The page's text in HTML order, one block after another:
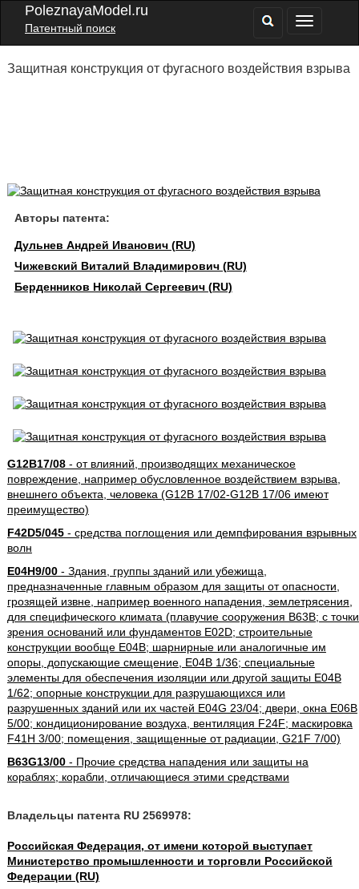
PoleznayaModel.ru
Патентный поиск
Защитная конструкция от фугасного воздействия взрыва
Авторы патента:
Дульнев Андрей Иванович (RU)
Чижевский Виталий Владимирович (RU)
Берденников Николай Сергеевич (RU)
G12B17/08- от влияний, производящих механическое
повреждение, например обусловленное воздействием взрыва,
внешнего объекта, человека (G12B 17/02-G12B 17/06 имеют
преимущество)
F42D5/045- средства поглощения или демпфирования взрывных
волн
E04H9/00- Здания, группы зданий или убежища,
предназначенные главным образом для защиты от опасности,
грозящей извне, например военного нападения, землетрясения,
для специфического климата (плавучие сооружения B63B; с точки
зрения оснований или фундаментов E02D; строительные
конструкции вообще E04B; шарнирные или аналогичные им
опоры, допускающие смещение, E04B 1/36; специальные
элементы для обеспечения изоляции или другой защиты E04B
1/62; опорные конструкции для разрушающихся или
разрушенных зданий или их частей E04G 23/04; двери, окна E06B
5/00; кондиционирование воздуха, вентиляция F24F; маскировка
F41H 3/00; помещения, защищенные от радиации, G21F 7/00)
B63G13/00- Прочие средства нападения или защиты на
кораблях; корабли, отличающиеся этими средствами
Владельцы патента RU 2569978:
Российская Федерация, от имени которой выступает
Министерство промышленности и торговли Российской
Федерации (RU)